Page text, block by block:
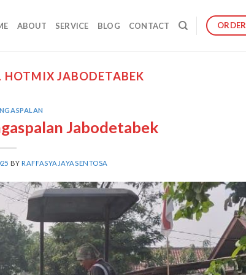
ABOUT SERVICE BLOG CONTACT ORDER
HOTMIX JABODETABEK
Jabodetabek
BYRAFFASYAJAYASENTOSA